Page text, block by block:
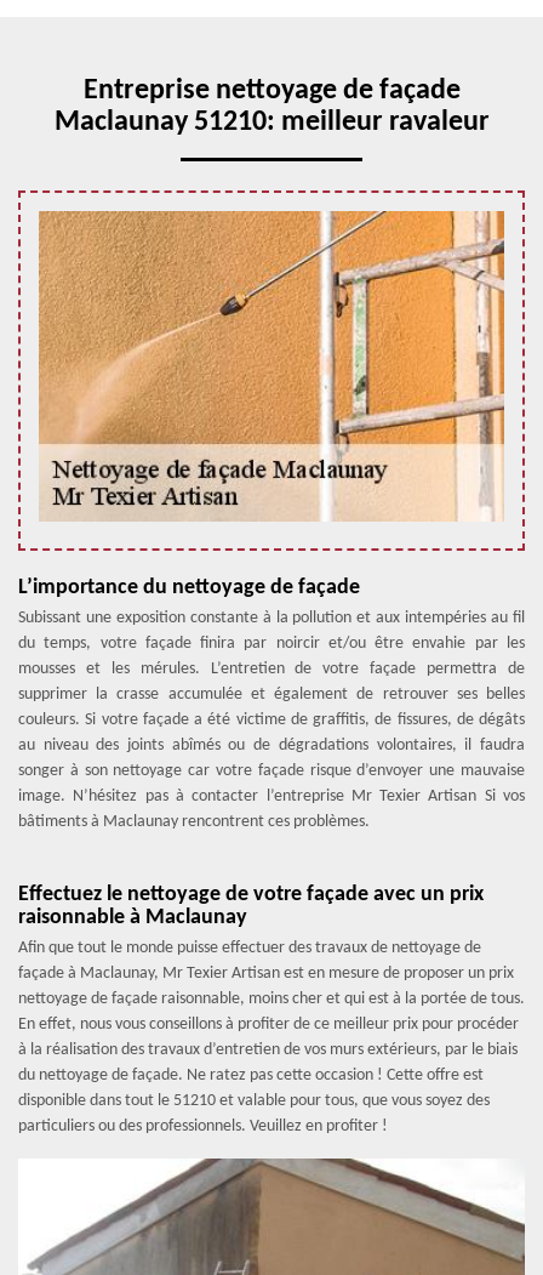
Entreprise nettoyage de façade
Maclaunay 51210: meilleur ravaleur
L’importance du nettoyage de façade
Subissant une exposition constante à la pollution et aux intempéries au fil
du temps, votre façade finira par noircir et/ou être envahie par les
mousses et les mérules. L’entretien de votre façade permettra de
supprimer la crasse accumulée et également de retrouver ses belles
couleurs. Si votre façade a été victime de graffitis, de fissures, de dégâts
au niveau des joints abîmés ou de dégradations volontaires, il faudra
songer à son nettoyage car votre façade risque d’envoyer une mauvaise
image. N’hésitez pas à contacter l’entreprise Mr Texier Artisan Si vos
bâtiments à Maclaunay rencontrent ces problèmes.
Effectuez le nettoyage de votre façade avec un prix
raisonnable à Maclaunay
Afin que tout le monde puisse effectuer des travaux de nettoyage de
façade à Maclaunay, Mr Texier Artisan est en mesure de proposer un prix
nettoyage de façade raisonnable, moins cher et qui est à la portée de tous.
En effet, nous vous conseillons à profiter de ce meilleur prix pour procéder
à la réalisation des travaux d’entretien de vos murs extérieurs, par le biais
du nettoyage de façade. Ne ratez pas cette occasion ! Cette offre est
disponible dans tout le 51210 et valable pour tous, que vous soyez des
particuliers ou des professionnels. Veuillez en profiter !